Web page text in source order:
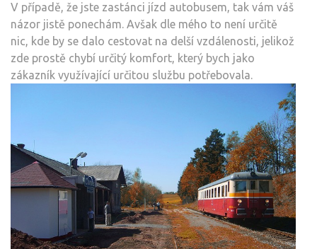
V případě, že jste zastánci jízd autobusem, tak vám váš
názor jistě ponechám. Avšak dle mého to není určitě
nic, kde by se dalo cestovat na delší vzdálenosti, jelikož
zde prostě chybí určitý komfort, který bych jako
zákazník využívající určitou službu potřebovala.